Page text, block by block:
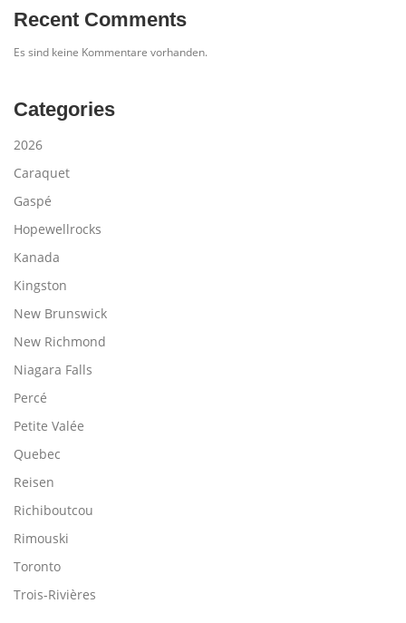
Recent Comments
Es sind keine Kommentare vorhanden.
Categories
2026
Caraquet
Gaspé
Hopewellrocks
Kanada
Kingston
New Brunswick
New Richmond
Niagara Falls
Percé
Petite Valée
Quebec
Reisen
Richiboutcou
Rimouski
Toronto
Trois-Rivières